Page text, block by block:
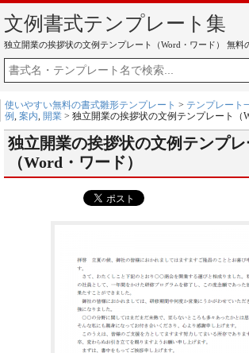
文例書式テンプレート集
独立開業の挨拶状の文例テンプレート（Word・ワード） 無料
使いやすい無料の書式雛形テンプレート > テンプレート
例, 案内, 開業 > 独立開業の挨拶状の文例テンプレート（
独立開業の挨拶状の文例テンプレ
（Word・ワード）